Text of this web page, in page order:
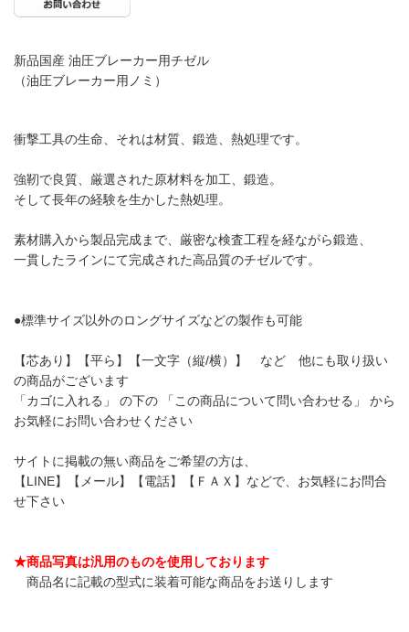
新品国産 油圧ブレーカー用チゼル
（油圧ブレーカー用ノミ）
衝撃工具の生命、それは材質、鍛造、熱処理です。
強靭で良質、厳選された原材料を加工、鍛造。
そして長年の経験を生かした熱処理。
素材購入から製品完成まで、厳密な検査工程を経ながら鍛造、
一貫したラインにて完成された高品質のチゼルです。
●標準サイズ以外のロングサイズなどの製作も可能
【芯あり】【平ら】【一文字（縦/横）】 など 他にも取り扱い
の商品がございます
「カゴに入れる」 の下の 「この商品について問い合わせる」 から
お気軽にお問い合わせください
サイトに掲載の無い商品をご希望の方は、
【LINE】【メール】【電話】【ＦＡＸ】などで、お気軽にお問合
せ下さい
★商品写真は汎用のものを使用しております
商品名に記載の型式に装着可能な商品をお送りします